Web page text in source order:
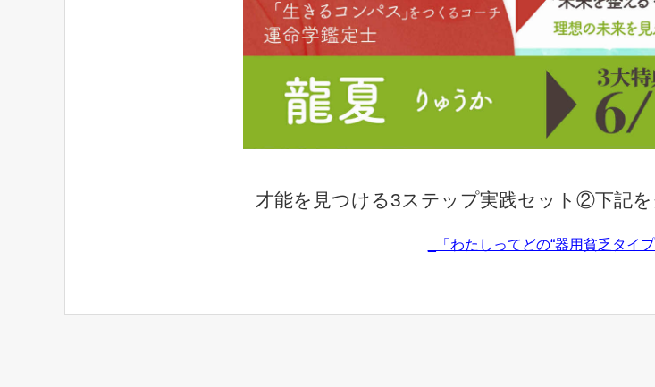
才能を見つける3ステップ実践セット②下記
_「わたしってどの“器用貧乏タイ